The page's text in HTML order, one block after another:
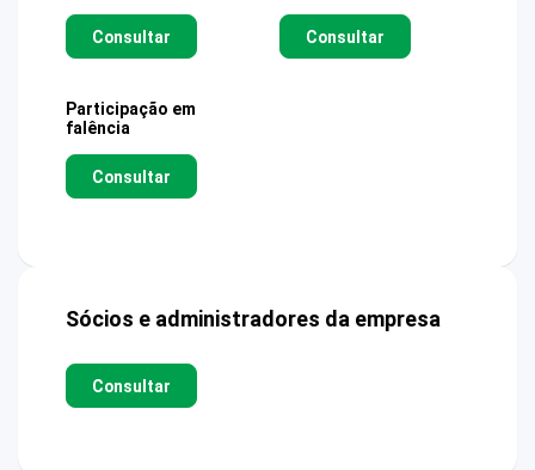
Consultar Consultar
Participação em
falência
Consultar
Sócios e administradores da empresa
Consultar